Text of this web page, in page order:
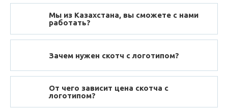
Мы из Казахстана, вы сможете с нами
работать?
Зачем нужен скотч с логотипом?
От чего зависит цена скотча с
логотипом?